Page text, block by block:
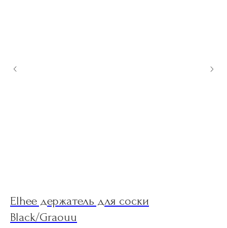
Elhee держатель для соски
Black/Graouu